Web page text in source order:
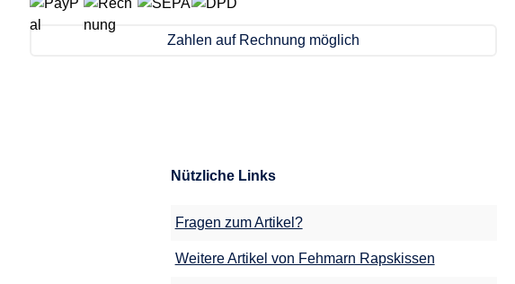
Zahlen auf Rechnung möglich
Nützliche Links
Fragen zum Artikel?
Weitere Artikel von Fehmarn Rapskissen